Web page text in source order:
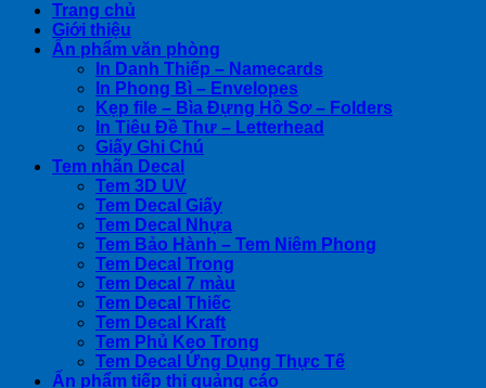
Trang chủ
Giới thiệu
Ấn phẩm văn phòng
In Danh Thiếp – Namecards
In Phong Bì – Envelopes
Kẹp file – Bìa Đựng Hồ Sơ – Folders
In Tiêu Đề Thư – Letterhead
Giấy Ghi Chú
Tem nhãn Decal
Tem 3D UV
Tem Decal Giấy
Tem Decal Nhựa
Tem Bảo Hành – Tem Niêm Phong
Tem Decal Trong
Tem Decal 7 màu
Tem Decal Thiếc
Tem Decal Kraft
Tem Phủ Keo Trong
Tem Decal Ứng Dụng Thực Tế
Ấn phẩm tiếp thị quảng cáo